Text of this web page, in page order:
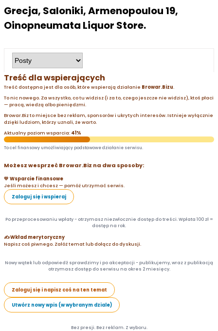
Grecja, Saloniki, Armenopoulou 19,
Oinopneumata Liquor Store.
Treść dla wspierających
Treść dostępna jest dla osób, które wspierają działanie Browar.Bizu.
To nic nowego. Za wszystko, co tu widzisz (i za to, czego jeszcze nie widzisz), ktoś płaci
— pracą, wiedzą albo pieniędzmi.
Browar.Biz to miejsce bez reklam, sponsorów i ukrytych interesów. Istnieje wyłącznie
dzięki ludziom, którzy uznali, że warto.
Aktualny poziom wsparcia: 41%
To cel finansowy umożliwiający podstawowe działanie serwisu.
Możesz wesprzeć Browar.Biz na dwa sposoby:
💛 Wsparcie finansowe
Jeśli możesz i chcesz — pomóż utrzymać serwis.
Zaloguj się i wspieraj
Po przeprocesowaniu wpłaty - otrzymasz niezwłocznie dostęp do treści. Wpłata 100 zł =
dostęp na rok.
✍️ Wkład merytoryczny
Napisz coś piwnego. Załóż temat lub dołącz do dyskusji.
Nowy wątek lub odpowiedź sprawdzimy i po akceptacji - publikujemy, wraz z publikacją
otrzymasz dostęp do serwisu na okres 2 miesięcy.
Zaloguj się i napisz coś na ten temat
Utwórz nowy wpis (w wybranym dziale)
Bez presji. Bez reklam. Z wyboru.